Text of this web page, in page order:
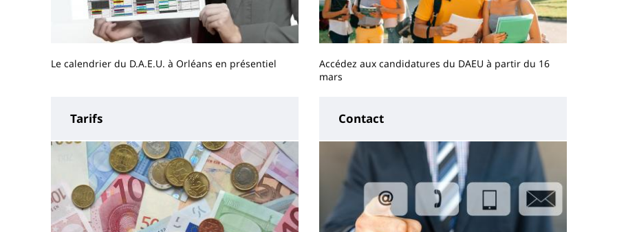
Le calendrier du D.A.E.U. à Orléans en présentiel
Accédez aux candidatures du DAEU à partir du 16
mars
Tarifs Contact